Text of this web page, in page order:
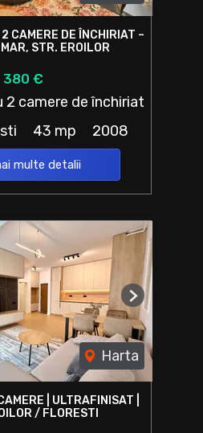
CAMERE DE ÎNCHIRIAT –
STR. EROILOR
380 €
camere de închiriat
43 mp 2008
multe detalii
Harta
Next
| ULTRAFINISAT |
/ FLORESTI